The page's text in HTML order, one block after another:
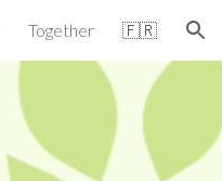
Together 🇫🇷